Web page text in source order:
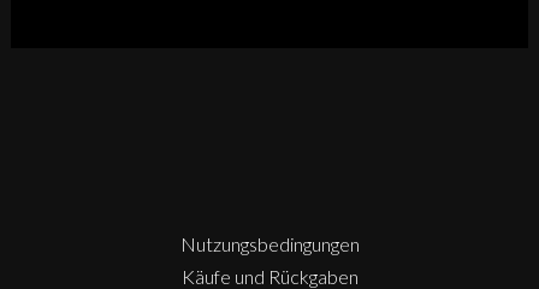
Nutzungsbedingungen
Käufe und Rückgaben